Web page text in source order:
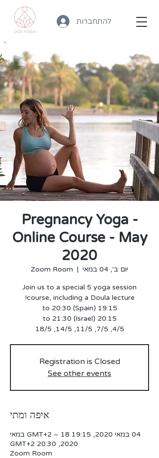
להתחברות
Pregnancy Yoga -
Online Course - May
2020
יום ב׳, 04 במאי
  |
Zoom Room
Join us to a special 5 yoga session
4/5, 7/5, 11/5, 14/5, 18/5
Registration is Closed
See other events
איפה ומתי
04 במאי 2020, 19:15 GMT‎+2‎ – 18 במאי
2020, 20:30 GMT‎+2‎
Zoom Room